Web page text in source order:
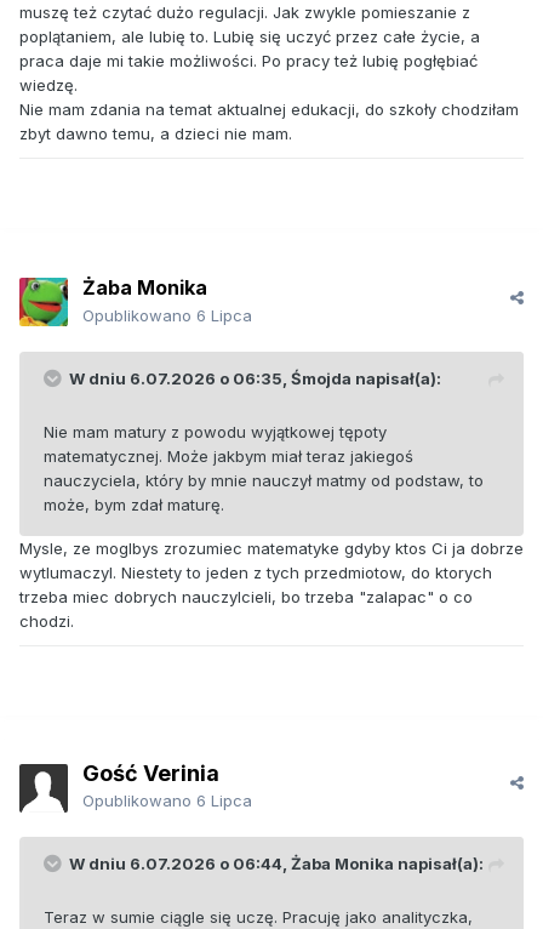
muszę też czytać dużo regulacji. Jak zwykle pomieszanie z
poplątaniem, ale lubię to. Lubię się uczyć przez całe życie, a
praca daje mi takie możliwości. Po pracy też lubię pogłębiać
wiedzę.
Nie mam zdania na temat aktualnej edukacji, do szkoły chodziłam
zbyt dawno temu, a dzieci nie mam.
Żaba Monika
Opublikowano 6 Lipca
W dniu 6.07.2026 o 06:35, Śmojda napisał(a):
Nie mam matury z powodu wyjątkowej tępoty
matematycznej. Może jakbym miał teraz jakiegoś
nauczyciela, który by mnie nauczył matmy od podstaw, to
może, bym zdał maturę.
Mysle, ze moglbys zrozumiec matematyke gdyby ktos Ci ja dobrze
wytlumaczyl. Niestety to jeden z tych przedmiotow, do ktorych
trzeba miec dobrych nauczylcieli, bo trzeba "zalapac" o co
chodzi.
Gość Verinia
Opublikowano 6 Lipca
W dniu 6.07.2026 o 06:44, Żaba Monika napisał(a):
Teraz w sumie ciągle się uczę. Pracuję jako analityczka,